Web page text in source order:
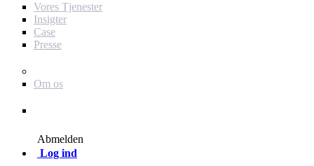
Vores Tjenester
Insigter
Case
Presse
Om os
Abmelden
Log ind